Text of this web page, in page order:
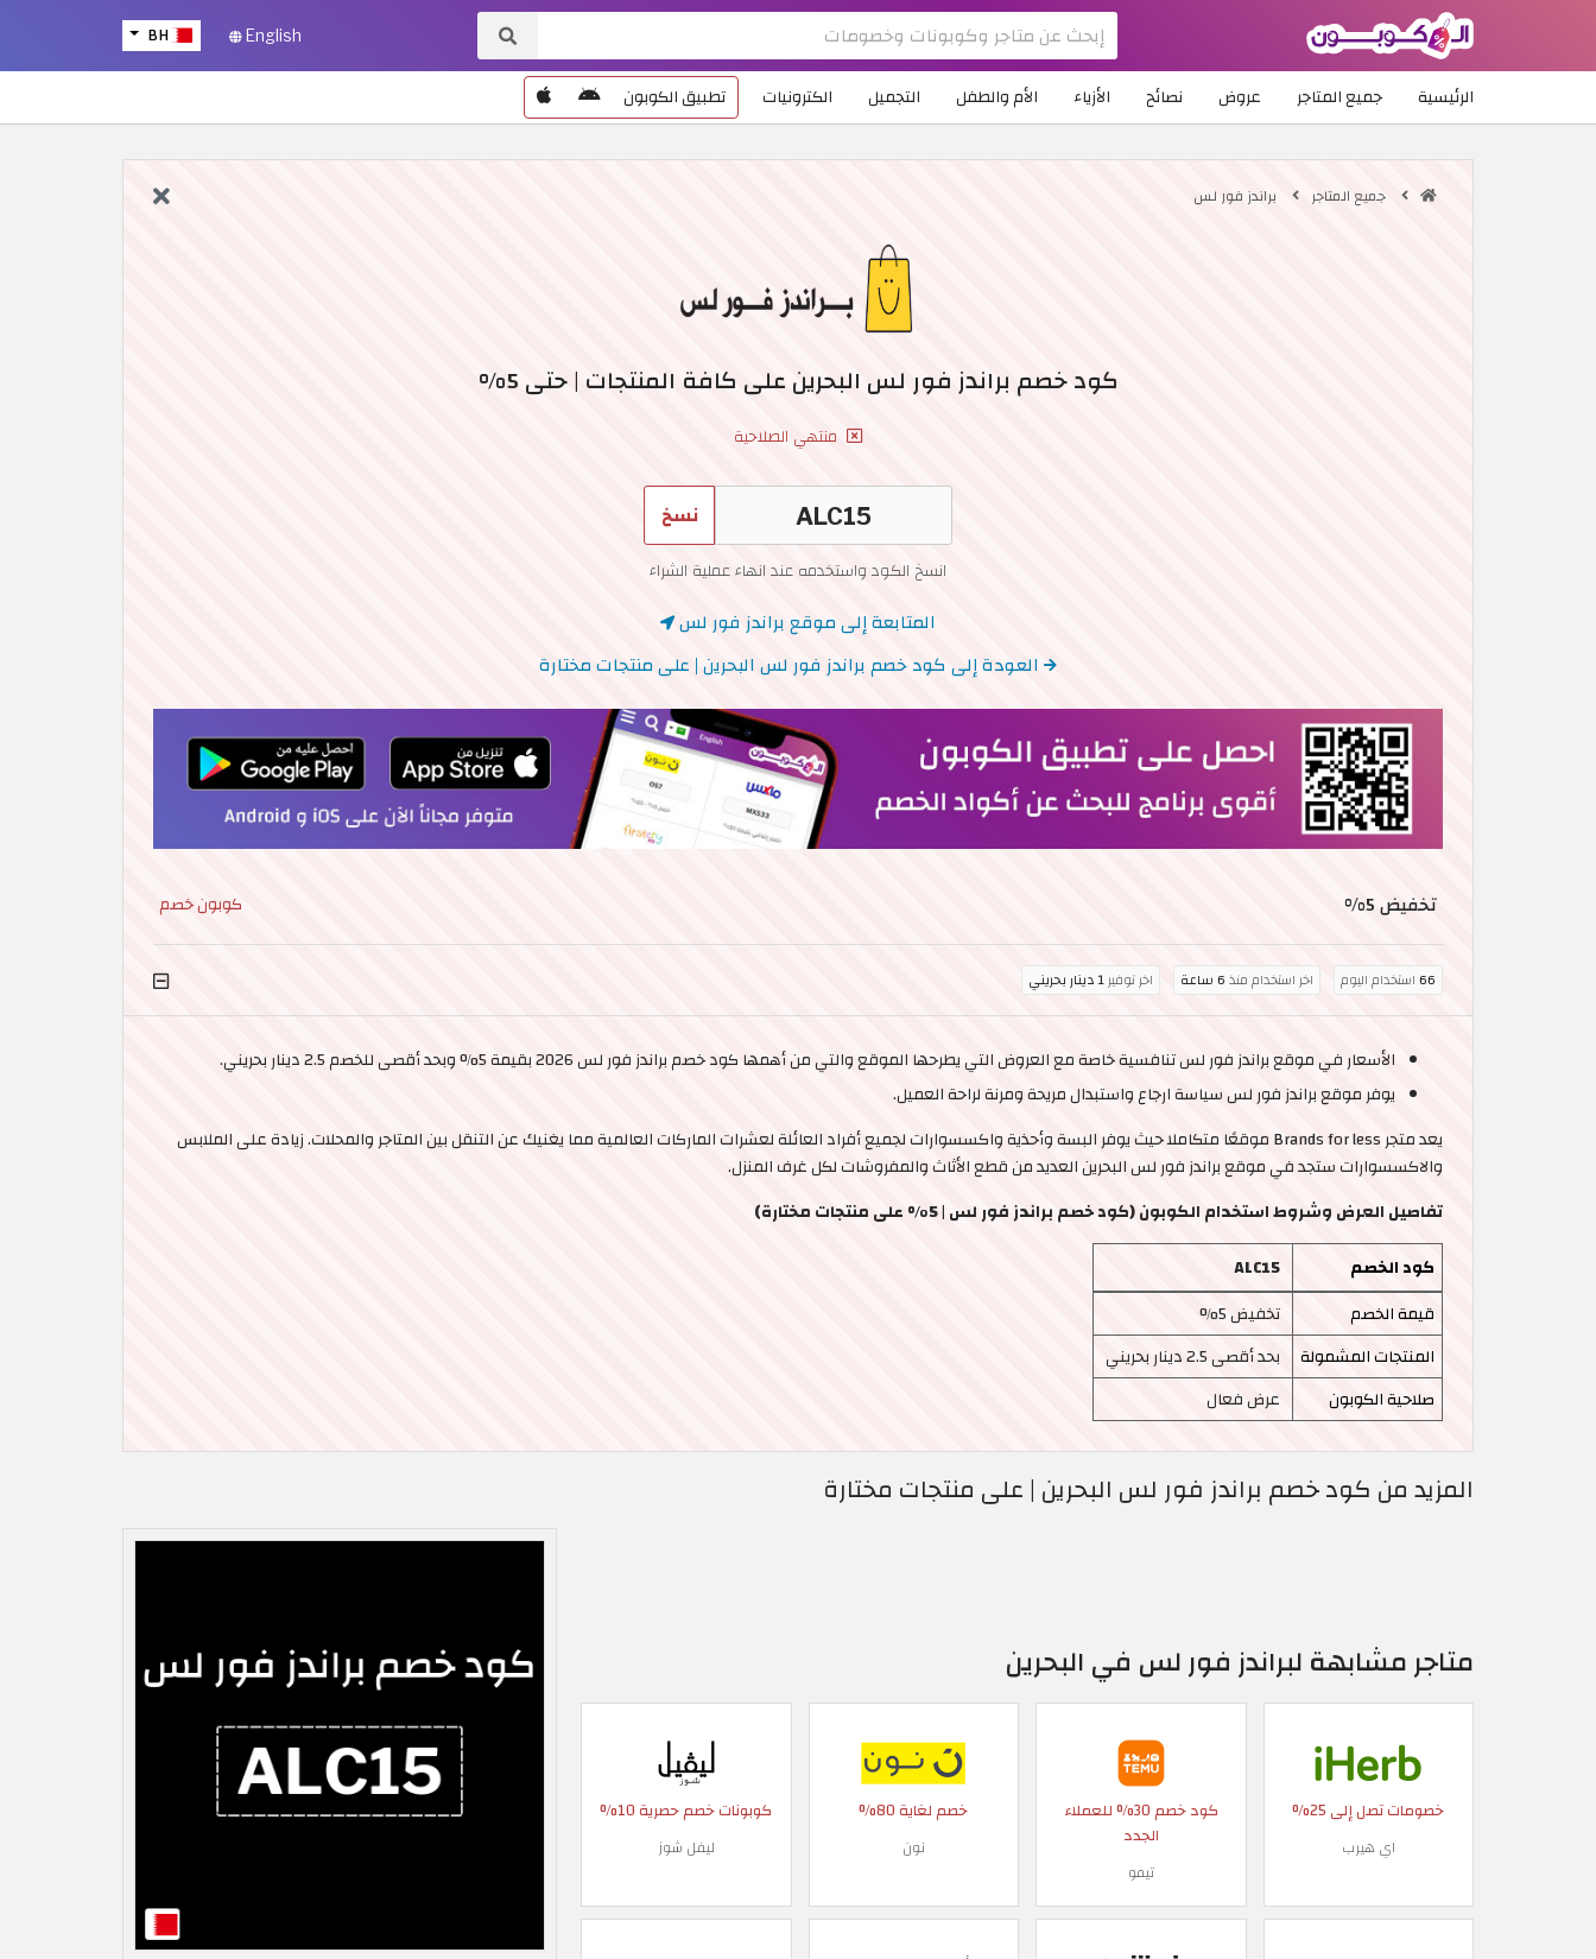
BH English
الرئيسية جميع المتاجر عروض نصائح الأزياء الأم والطفل التجميل الكترونيات تطبيق الكوبون
جميع المتاجر براندز فور لس
كود خصم براندز فور لس البحرين على كافة المنتجات | حتى 5%
منتهي الصلاحية
نسخ
انسخ الكود واستخدمه عند انهاء عملية الشراء
المتابعة إلى موقع براندز فور لس
العودة إلى كود خصم براندز فور لس البحرين | على منتجات مختارة
تخفيض 5% كوبون خصم
66استخدام اليوم اخر استخدام منذ6 ساعة اخر توفير1 دينار بحريني
الأسعار في موقع براندز فور لس تنافسية خاصة مع العروض التي يطرحها الموقع والتي من أهمها كود خصم براندز فور لس 2026 بقيمة 5% وبحد أقصى للخصم 2.5 دينار بحريني.
يوفر موقع براندز فور لس سياسة ارجاع واستبدال مريحة ومرنة لراحة العميل.
يعد متجر Brands for less موقعًا متكاملا حيث يوفر البسة وأحذية واكسسوارات لجميع أفراد العائلة لعشرات الماركات العالمية مما يغنيك عن التنقل بين المتاجر والمحلات. زيادة على الملابس
والاكسسوارات ستجد في موقع براندز فور لس البحرين العديد من قطع الأثاث والمفروشات لكل غرف المنزل.
تفاصيل العرض وشروط استخدام الكوبون (كود خصم براندز فور لس | 5% على منتجات مختارة)
كود الخصم
ALC15
قيمة الخصم
تخفيض 5%
المنتجات المشمولة
بحد أقصى 2.5 دينار بحريني
صلاحية الكوبون
عرض فعال
المزيد من كود خصم براندز فور لس البحرين | على منتجات مختارة
متاجر مشابهة لبراندز فور لس في البحرين
خصومات تصل إلى 25%
اي هيرب
كود خصم 30% للعملاء
الجدد
تيمو
خصم لغاية 80%
نون
كوبونات خصم حصرية 10%
ليفل شوز